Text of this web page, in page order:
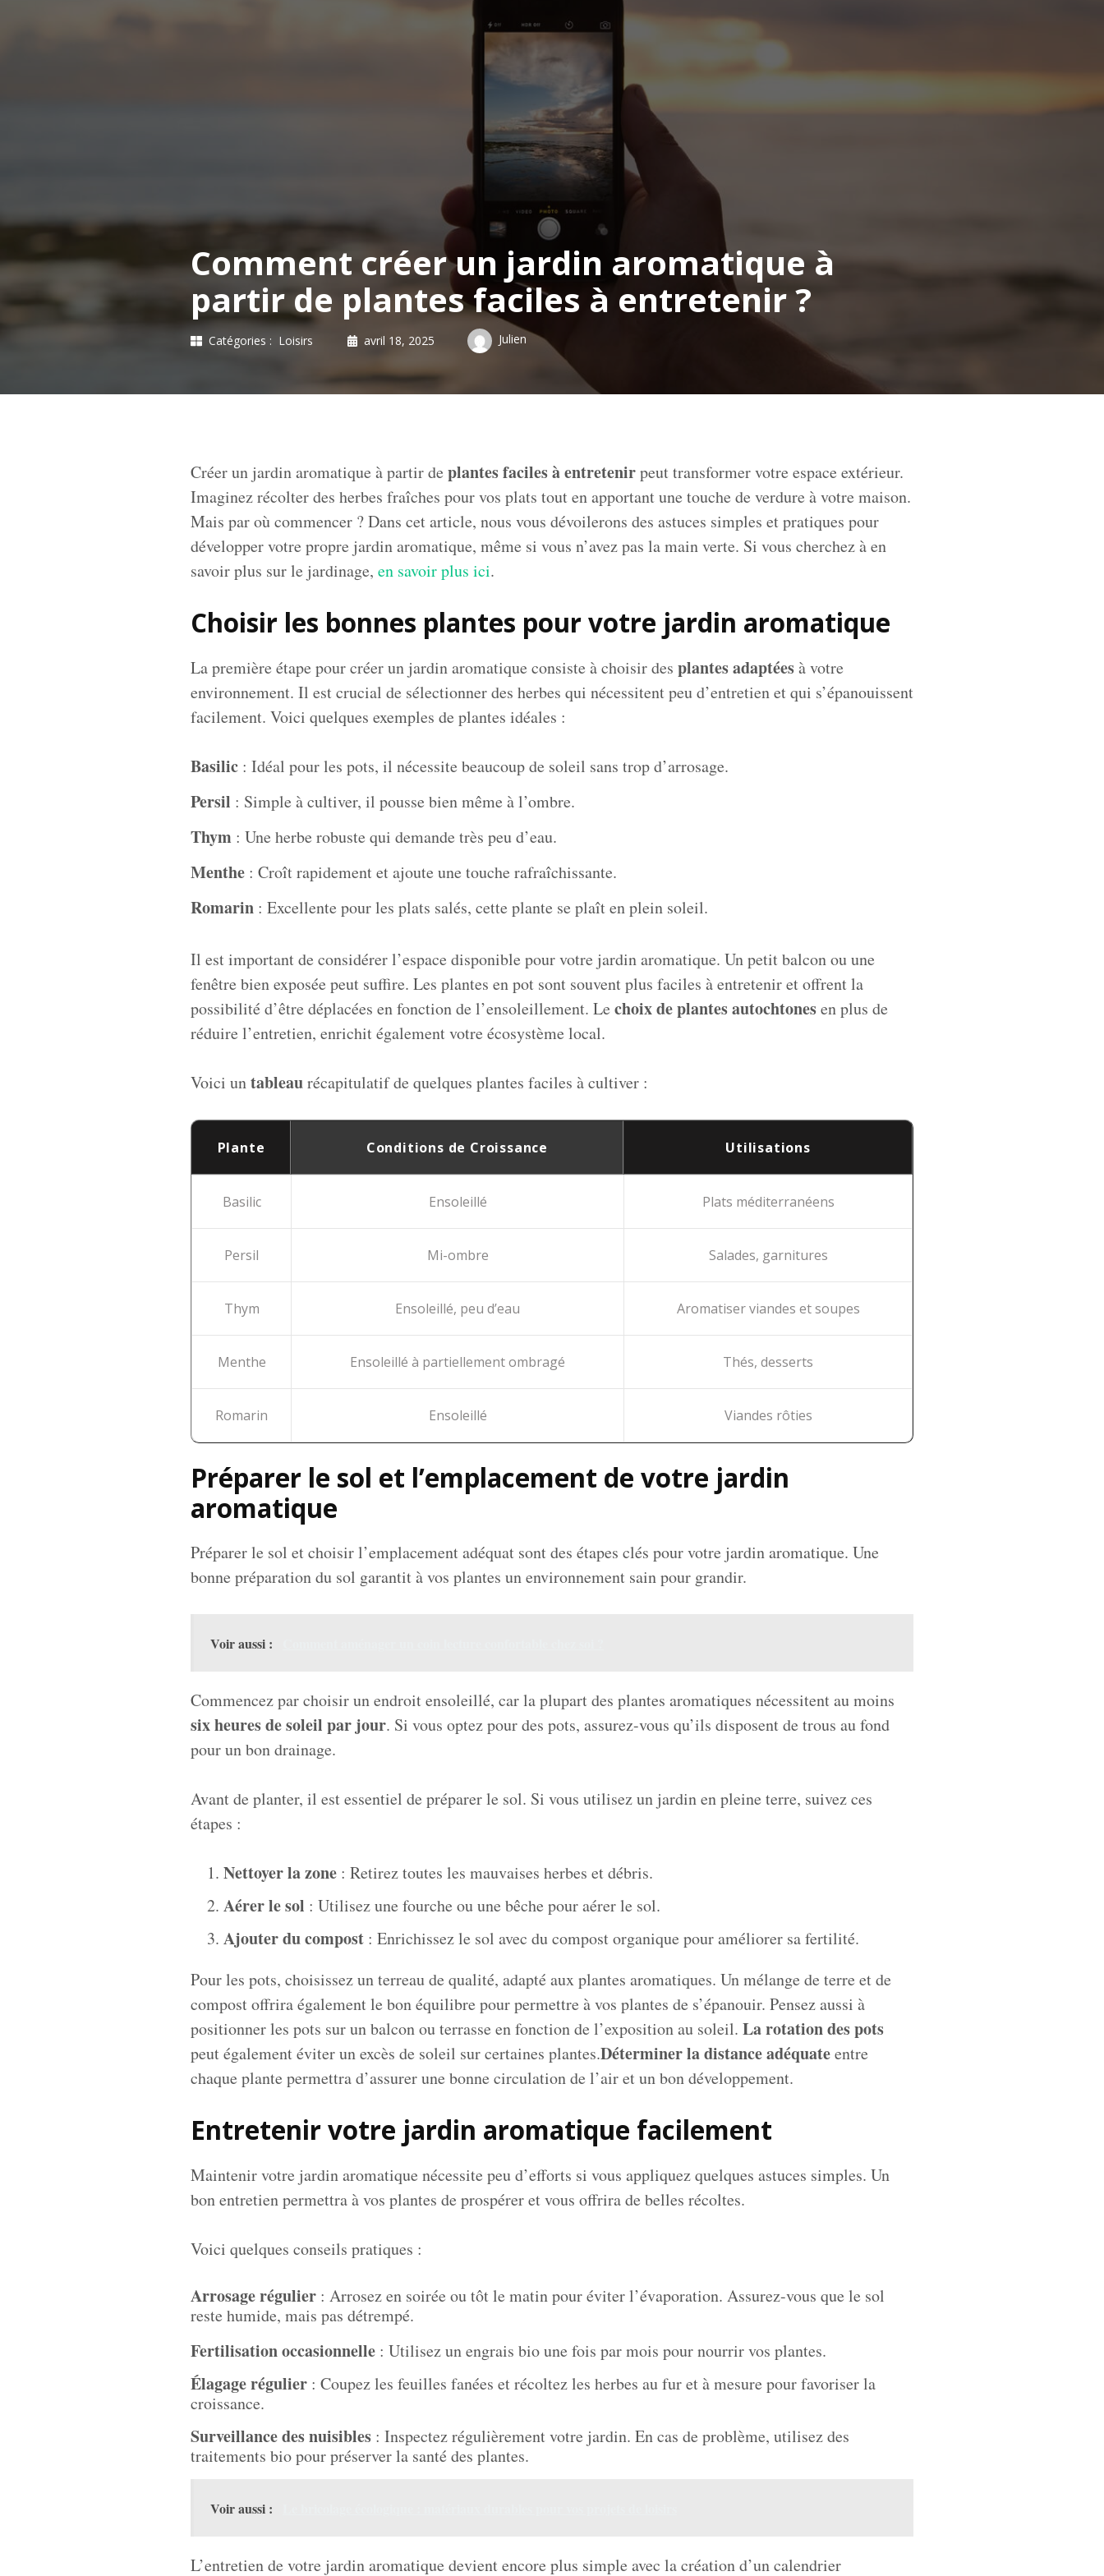
Comment créer un jardin aromatique à
partir de plantes faciles à entretenir ?
Catégories : Loisirs avril 18, 2025 Julien
Créer un jardin aromatique à partir de plantes faciles à entretenirpeut transformer votre espace extérieur.
Imaginez récolter des herbes fraîches pour vos plats tout en apportant une touche de verdure à votre maison.
Mais par où commencer ? Dans cet article, nous vous dévoilerons des astuces simples et pratiques pour
développer votre propre jardin aromatique, même si vous n’avez pas la main verte. Si vous cherchez à en
savoir plus sur le jardinage, en savoir plus ici.
Choisir les bonnes plantes pour votre jardin aromatique
La première étape pour créer un jardin aromatique consiste à choisir des plantes adaptéesà votre
environnement. Il est crucial de sélectionner des herbes qui nécessitent peu d’entretien et qui s’épanouissent
facilement. Voici quelques exemples de plantes idéales :
Basilic : Idéal pour les pots, il nécessite beaucoup de soleil sans trop d’arrosage.
Persil : Simple à cultiver, il pousse bien même à l’ombre.
Thym : Une herbe robuste qui demande très peu d’eau.
Menthe : Croît rapidement et ajoute une touche rafraîchissante.
Romarin : Excellente pour les plats salés, cette plante se plaît en plein soleil.
Il est important de considérer l’espace disponible pour votre jardin aromatique. Un petit balcon ou une
fenêtre bien exposée peut suffire. Les plantes en pot sont souvent plus faciles à entretenir et offrent la
possibilité d’être déplacées en fonction de l’ensoleillement. Le choix de plantes autochtonesen plus de
réduire l’entretien, enrichit également votre écosystème local.
Voici untableaurécapitulatif de quelques plantes faciles à cultiver :
Plante Conditions de Croissance Utilisations
Basilic Ensoleillé Plats méditerranéens
Persil Mi-ombre Salades, garnitures
Thym Ensoleillé, peu d’eau Aromatiser viandes et soupes
Menthe Ensoleillé à partiellement ombragé Thés, desserts
Romarin Ensoleillé Viandes rôties
Préparer le sol et l’emplacement de votre jardin
aromatique
Préparer le sol et choisir l’emplacement adéquat sont des étapes clés pour votre jardin aromatique. Une
bonne préparation du sol garantit à vos plantes un environnement sain pour grandir.
Voir aussi :
Commencez par choisir un endroit ensoleillé, car la plupart des plantes aromatiques nécessitent au moins
six heures de soleil par jour. Si vous optez pour des pots, assurez-vous qu’ils disposent de trous au fond
pour un bon drainage.
Avant de planter, il est essentiel de préparer le sol. Si vous utilisez un jardin en pleine terre, suivez ces
étapes :
Nettoyer la zone : Retirez toutes les mauvaises herbes et débris.
Aérer le sol : Utilisez une fourche ou une bêche pour aérer le sol.
Ajouter du compost : Enrichissez le sol avec du compost organique pour améliorer sa fertilité.
Pour les pots, choisissez un terreau de qualité, adapté aux plantes aromatiques. Un mélange de terre et de
compost offrira également le bon équilibre pour permettre à vos plantes de s’épanouir. Pensez aussi à
positionner les pots sur un balcon ou terrasse en fonction de l’exposition au soleil. La rotation des pots
peut également éviter un excès de soleil sur certaines plantes.Déterminer la distance adéquateentre
chaque plante permettra d’assurer une bonne circulation de l’air et un bon développement.
Entretenir votre jardin aromatique facilement
Maintenir votre jardin aromatique nécessite peu d’efforts si vous appliquez quelques astuces simples. Un
bon entretien permettra à vos plantes de prospérer et vous offrira de belles récoltes.
Voici quelques conseils pratiques :
Arrosage régulier : Arrosez en soirée ou tôt le matin pour éviter l’évaporation. Assurez-vous que le sol
reste humide, mais pas détrempé.
Fertilisation occasionnelle : Utilisez un engrais bio une fois par mois pour nourrir vos plantes.
Élagage régulier : Coupez les feuilles fanées et récoltez les herbes au fur et à mesure pour favoriser la
croissance.
Surveillance des nuisibles : Inspectez régulièrement votre jardin. En cas de problème, utilisez des
traitements bio pour préserver la santé des plantes.
Voir aussi :
L’entretien de votre jardin aromatique devient encore plus simple avec la création d’un calendrier